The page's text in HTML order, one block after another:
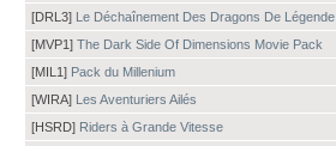
[DRL3] Le Déchaînement Des Dragons De Légende
[MVP1] The Dark Side Of Dimensions Movie Pack
[MIL1] Pack du Millenium
[WIRA] Les Aventuriers Ailés
[HSRD] Riders à Grande Vitesse